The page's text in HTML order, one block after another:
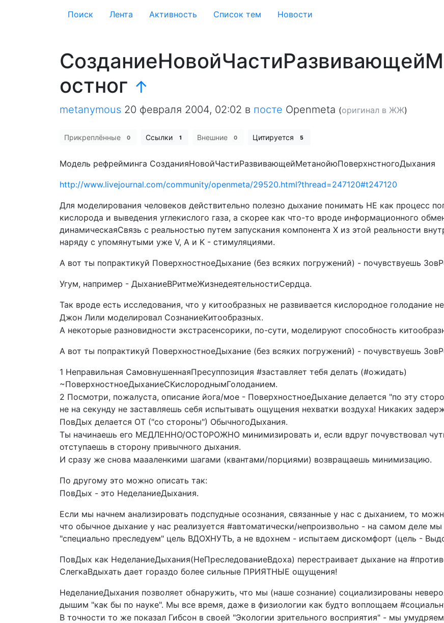
Поиск Лента Активность Cписок тем Новости
остног ↑
metanymous 20 февраля 2004, 02:02 в посте Openmeta (оригинал в ЖЖ)
Прикреплённые 0 Ссылки 1 Внешние 0 Цитируется 5
Модель рефрейминга СозданияНовойЧастиРазвивающейМетанойюПоверхнстногоДыхания
http://www.livejournal.com/community/openmeta/29520.html?thread=247120#t247120
Для моделирования человеков действительно полезно дыхание понимать НЕ как процесс
кислорода и выведения углекислого газа, а скорее как что-то вроде информационного
динамическаяСвязь с реальностью путем запускания компонента X из этой реальности
наряду с упомянутыми уже V, A и K - стимуляциями.
А вот ты попрактикуй ПоверхностноеДыхание (без всяких погружений) - почувствуешь
Угум, например - ДыханиеВРитмеЖизнедеятельностиСердца.
Так вроде есть исследования, что у китообразных не развивается кислородное голодание
Джон Лили моделировал СознаниеКитообразных.
А некоторые разновидности экстрасенсорики, по-сути, моделируют способность
А вот ты попрактикуй ПоверхностноеДыхание (без всяких погружений) - почувствуешь
1 Неправильная СамовнушеннаяПресуппозиция #заставляет тебя делать (#ожидать)
~ПоверхностноеДыханиеСКислороднымГолоданием.
2 Посмотри, пожалуста, описание йога/мое - ПоверхностноеДыхание делается "по эту
не на секунду не заставляешь себя испытывать ощущения нехватки воздуха! Никаких
ПовДых делается ОТ ("со стороны") ОбычногоДыхания.
Ты начинаешь его МЕДЛЕННО/ОСТОРОЖНО минимизировать и, если вдруг почувствовал
отступаешь в сторону привычного дыхания.
И сразу же снова маааленкими шагами (квантами/порциями) возвращаешь минимизацию.
По другому это можно описать так:
ПовДых - это НеделаниеДыхания.
Если мы начнем анализировать подспудные осознания, связанные у нас с дыханием, то
что обычное дыхание у нас реализуется #автоматически/непроизвольно - на самом деле
"специально преследуем" цель ВДОХНУТЬ, а не вдохнем - испытаем дискомфорт (цель -
ПовДых как НеделаниеДыхания(НеПреследованиеВдоха) перестраивает дыхание на
СлегкаВдыхать дает гораздо более сильные ПРИЯТНЫЕ ощущения!
НеделаниеДыхания позволяет обнаружить, что мы (наше сознание) социализированы
дышим "как бы по науке". Мы все время, даже в физиологии как будто воплощаем
В точности то же показал Гибсон в своей "Экологии зрительного восприятия" - мы